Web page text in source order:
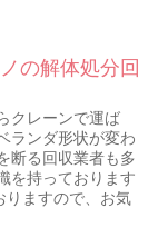
の解体処分回
クレーンで運ば
ランダ形状が変わ
断る回収業者も多
を持っております
りますので、お気